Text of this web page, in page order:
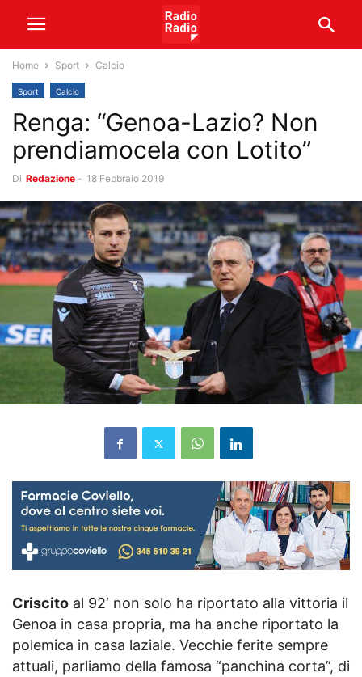
Home Sport Calcio
Sport Calcio
Renga: “Genoa-Lazio? Non
prendiamocela con Lotito”
Di Redazione - 18 Febbraio 2019
Criscito al 92′ non solo ha riportato alla vittoria il
Genoa in casa propria, ma ha anche riportato la
polemica in casa laziale. Vecchie ferite sempre
attuali, parliamo della famosa “panchina corta”, di